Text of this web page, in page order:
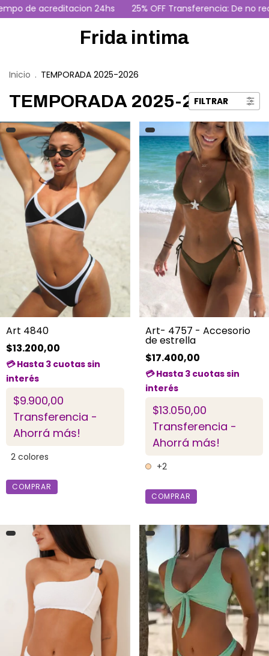
de acreditacion 24hs 25% OFF Transferencia: De no
Frida intima
Inicio . TEMPORADA 2025-2026
TEMPORADA 2025-2026
FILTRAR
Art 4840
$13.200,00
$9.900,00
Transferencia -
Ahorrá más!
2 colores
COMPRAR
Art- 4757 - Accesorio
de estrella
$17.400,00
$13.050,00
Transferencia -
Ahorrá más!
+2
COMPRAR